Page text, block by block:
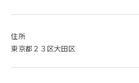
住所
東京都２３区大田区